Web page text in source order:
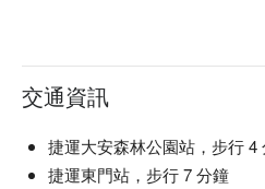
交通資訊
捷運大安森林公園站，步行 4
捷運東門站，步行 7 分鐘